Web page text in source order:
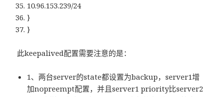
10.96.153.239/24
}
}
此keepalived配置需要注意的是：
1、两台server的state都设置为backup，server1增
加nopreempt配置，并且server1 priority比server2